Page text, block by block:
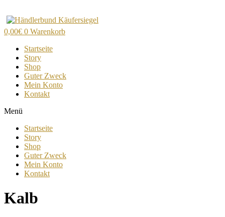
Inhalt
wechseln
0,00€ 0 Warenkorb
Startseite
Story
Shop
Guter Zweck
Mein Konto
Kontakt
Menü
Startseite
Story
Shop
Guter Zweck
Mein Konto
Kontakt
Kalb